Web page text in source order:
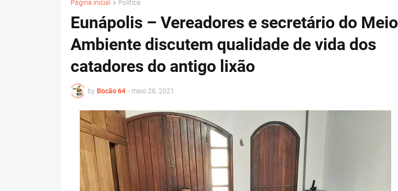
Página inicial Política
Eunápolis – Vereadores e secretário do Meio
Ambiente discutem qualidade de vida dos
catadores do antigo lixão
by Bocão 64 - maio 26, 2021